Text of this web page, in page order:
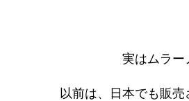
実はムラー
以前は、日本でも販